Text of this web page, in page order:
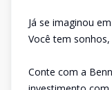
Já se imaginou
Você tem
Conte com a